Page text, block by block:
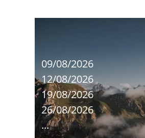
09/08/2026
12/08/2026
19/08/2026
26/08/2026
...